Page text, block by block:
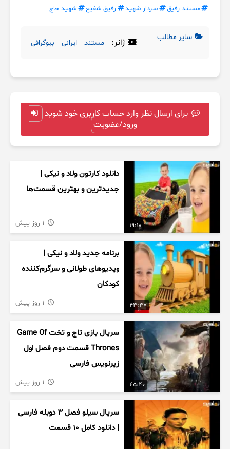
مستند رفیق سردار شهید رفیق شفیع شهید حاج
سایر مطالب ژانر: مستند ایرانی بیوگرافی
برای ارسال نظر وارد حساب کاربری خود شوید
ورود/عضویت
19:10
دانلود کارتون ولاد و نیکی |
جدیدترین و بهترین قسمت‌ها
43:37
برنامه جدید ولاد و نیکی |
ویدیوهای طولانی و سرگرم‌کننده
کودکان
45:40
سریال بازی تاج و تخت Game Of
Thrones قسمت دوم فصل اول
زیرنویس فارسی
سریال سیلو فصل ۳ دوبله فارسی
| دانلود کامل ۱۰ قسمت